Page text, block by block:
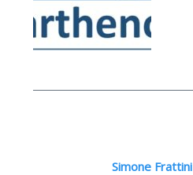
Simone Frattini